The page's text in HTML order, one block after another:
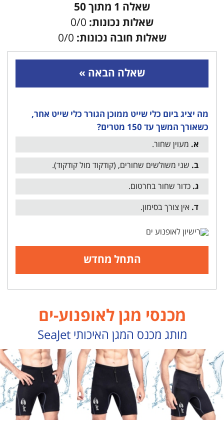
שאלה 1 מתוך 50
שאלות נכונות: 0/0
שאלות חובה נכונות: 0/0
שאלה הבאה »
מה יציג ביום כלי שייט ממוכן הגורר כלי שייט אחר,
כשאורך המשך עד 150 מטרים?
א. מעוין שחור.
ב. שני משולשים שחורים, (קודקוד מול קודקוד).
ג. כדור שחור בחרטום.
ד. אין צורך בסימון.
מכנסי מגן לאופנוע-ים
מותג מכנס המגן האיכותי SeaJet